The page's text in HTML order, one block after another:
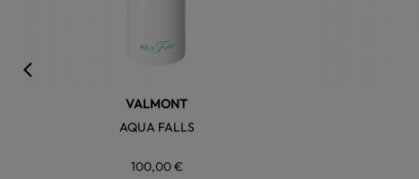
VALMONT
AQUA FALLS
100,00 €